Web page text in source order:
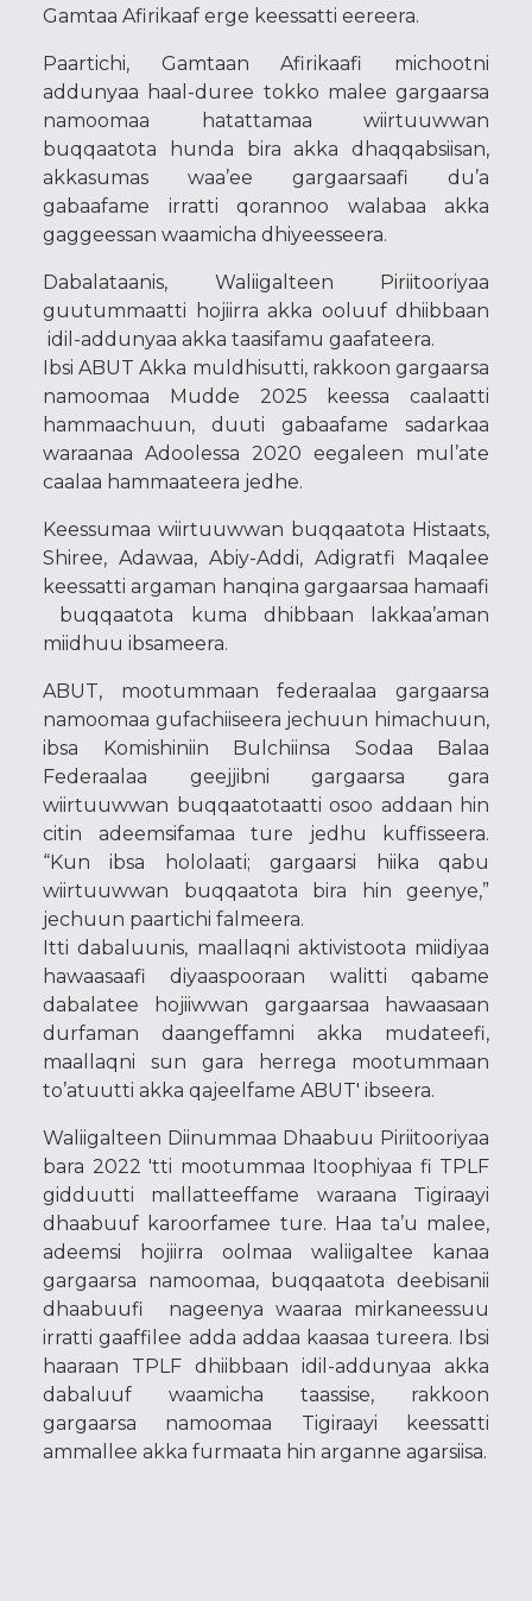
Gamtaa Afirikaaf erge keessatti eereera.
Paartichi, Gamtaan Afirikaafi michootni
addunyaa haal-duree tokko malee gargaarsa
namoomaa hatattamaa wiirtuuwwan
buqqaatota hunda bira akka dhaqqabsiisan,
akkasumas waa’ee gargaarsaafi du’a
gabaafame irratti qorannoo walabaa akka
gaggeessan waamicha dhiyeesseera.
Dabalataanis, Waliigalteen Piriitooriyaa
guutummaatti hojiirra akka ooluuf dhiibbaan
idil-addunyaa akka taasifamu gaafateera.
Ibsi ABUT Akka muldhisutti, rakkoon gargaarsa
namoomaa Mudde 2025 keessa caalaatti
hammaachuun, duuti gabaafame sadarkaa
waraanaa Adoolessa 2020 eegaleen mul’ate
caalaa hammaateera jedhe.
Keessumaa wiirtuuwwan buqqaatota Histaats,
Shiree, Adawaa, Abiy-Addi, Adigratfi Maqalee
keessatti argaman hanqina gargaarsaa hamaafi
buqqaatota kuma dhibbaan lakkaa’aman
miidhuu ibsameera.
ABUT, mootummaan federaalaa gargaarsa
namoomaa gufachiiseera jechuun himachuun,
ibsa Komishiniin Bulchiinsa Sodaa Balaa
Federaalaa geejjibni gargaarsa gara
wiirtuuwwan buqqaatotaatti osoo addaan hin
citin adeemsifamaa ture jedhu kuffisseera.
“Kun ibsa hololaati; gargaarsi hiika qabu
wiirtuuwwan buqqaatota bira hin geenye,”
jechuun paartichi falmeera.
Itti dabaluunis, maallaqni aktivistoota miidiyaa
hawaasaafi diyaaspooraan walitti qabame
dabalatee hojiiwwan gargaarsaa hawaasaan
durfaman daangeffamni akka mudateefi,
maallaqni sun gara herrega mootummaan
to’atuutti akka qajeelfame ABUT' ibseera.
Waliigalteen Diinummaa Dhaabuu Piriitooriyaa
bara 2022 'tti mootummaa Itoophiyaa fi TPLF
gidduutti mallatteeffame waraana Tigiraayi
dhaabuuf karoorfamee ture. Haa ta’u malee,
adeemsi hojiirra oolmaa waliigaltee kanaa
gargaarsa namoomaa, buqqaatota deebisanii
dhaabuufi nageenya waaraa mirkaneessuu
irratti gaaffilee adda addaa kaasaa tureera. Ibsi
haaraan TPLF dhiibbaan idil-addunyaa akka
dabaluuf waamicha taassise, rakkoon
gargaarsa namoomaa Tigiraayi keessatti
ammallee akka furmaata hin arganne agarsiisa.